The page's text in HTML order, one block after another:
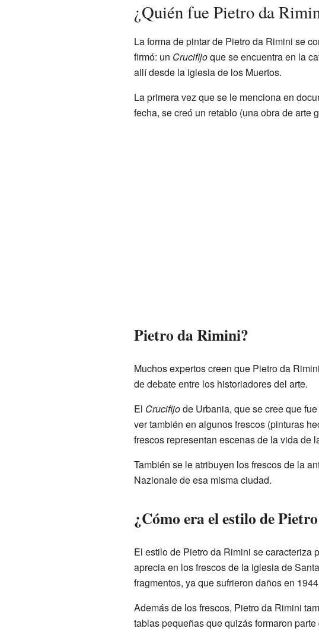
¿Quién fue Pietro da
La forma de pintar de Pietro da Rimini se
firmó: un Crucifijoque se encuentra en la
allí desde la iglesia de los Muertos.
La primera vez que se le menciona en
fecha, se creó un retablo (una obra de arte
Pietro da Rimini?
Muchos expertos creen que Pietro da
de debate entre los historiadores del arte.
El Crucifijode Urbania, que se cree que
ver también en algunos frescos (pinturas
frescos representan escenas de la vida de
También se le atribuyen los frescos de la
Nazionale de esa misma ciudad.
¿Cómo era el estilo de
El estilo de Pietro da Rimini se caracteriza
aprecia en los frescos de la iglesia de
fragmentos, ya que sufrieron daños en
Además de los frescos, Pietro da Rimini
tablas pequeñas que quizás formaron